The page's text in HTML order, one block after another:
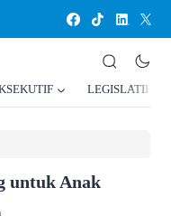
LEGISLATIF
untuk Anak